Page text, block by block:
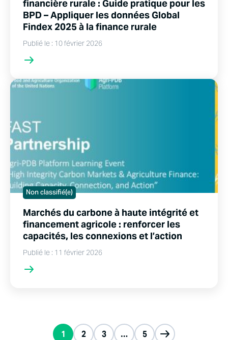
financière rurale : Guide pratique pour les
BPD – Appliquer les données Global
Findex 2025 à la finance rurale
Publié le : 10 février 2026
Non classifié(e)
Marchés du carbone à haute intégrité et
financement agricole : renforcer les
capacités, les connexions et l’action
Publié le : 11 février 2026
1 2 3 … 5